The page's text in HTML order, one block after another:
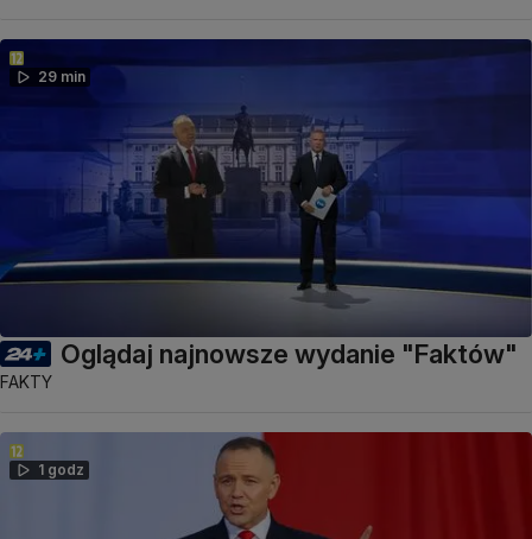
29 min
Oglądaj najnowsze wydanie "Faktów"
FAKTY
1 godz